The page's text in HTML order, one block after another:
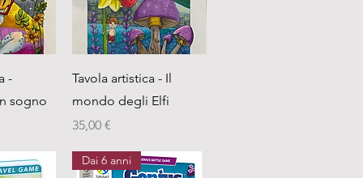
-
sogno
Vista rapida
Tavola artistica - Il
mondo degli Elfi
Prezzo
35,00 €
Dai 6 anni